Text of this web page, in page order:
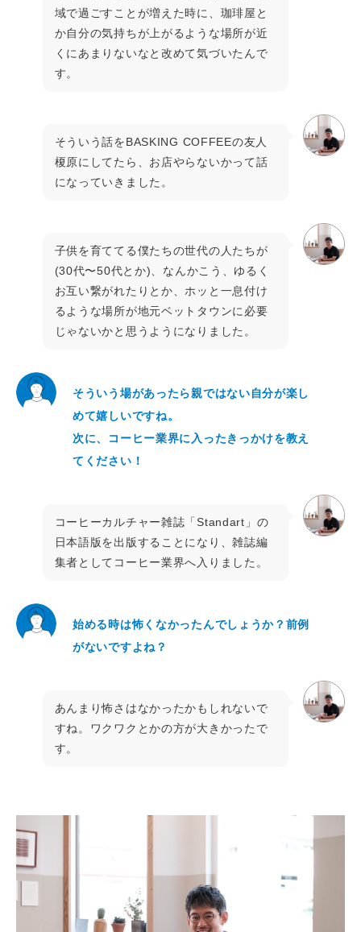
域で過ごすことが増えた時に、珈琲屋と
か自分の気持ちが上がるような場所が近
くにあまりないなと改めて気づいたんで
す。
そういう話をBASKING COFFEEの友人
榎原にしてたら、お店やらないかって話
になっていきました。
子供を育ててる僕たちの世代の人たちが
(30代〜50代とか)、なんかこう、ゆるく
お互い繋がれたりとか、ホッと一息付け
るような場所が地元ベットタウンに必要
じゃないかと思うようになりました。
そういう場があったら親ではない自分が楽し
めて嬉しいですね。
次に、コーヒー業界に入ったきっかけを教え
てください！
コーヒーカルチャー雑誌「Standart」の
日本語版を出版することになり、雑誌編
集者としてコーヒー業界へ入りました。
始める時は怖くなかったんでしょうか？前例
がないですよね？
あんまり怖さはなかったかもしれないで
すね。ワクワクとかの方が大きかったで
す。